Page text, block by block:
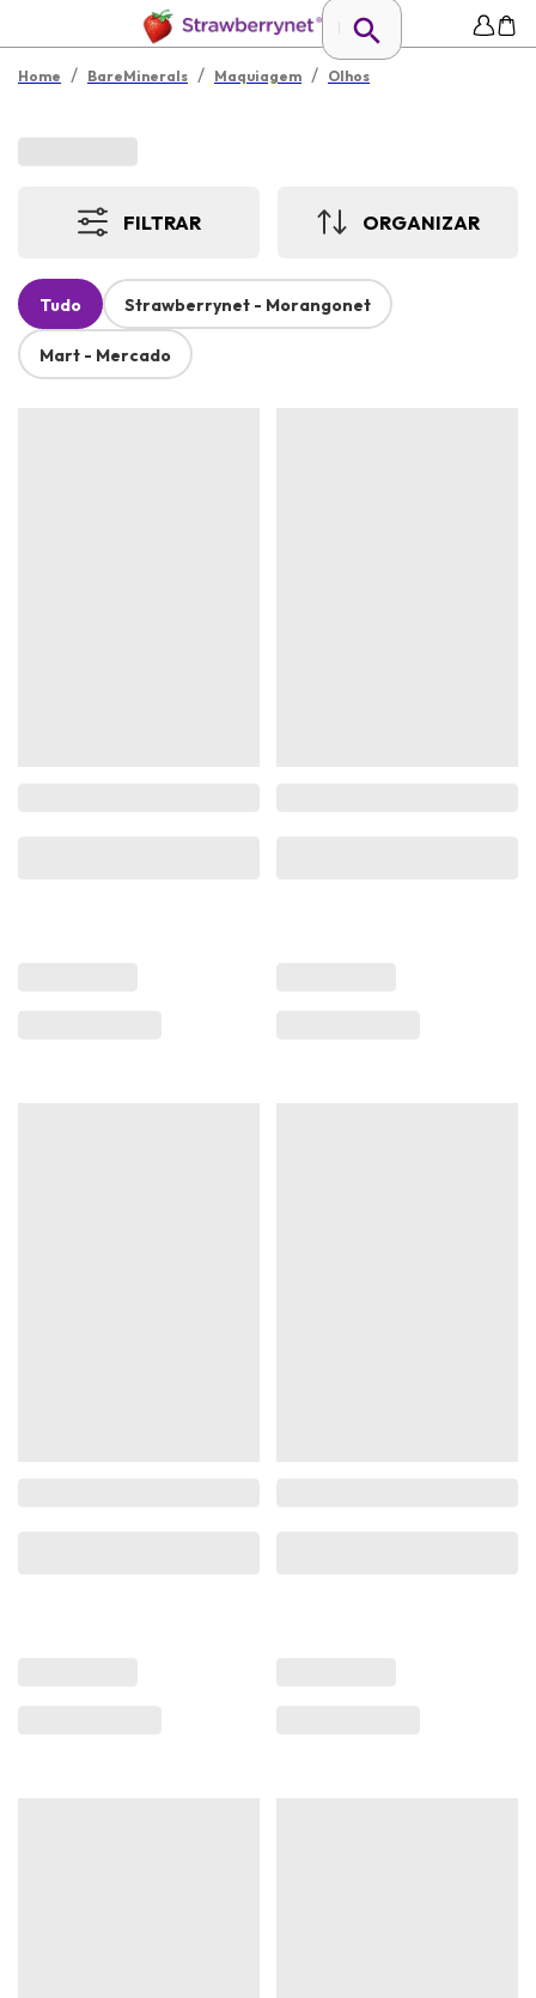
Home / BareMinerals / Maquiagem / Olhos
FILTRAR ORGANIZAR
Tudo Strawberrynet - Morangonet
Mart - Mercado